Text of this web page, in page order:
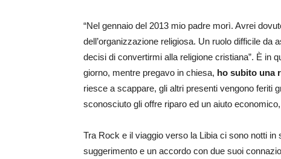
“Nel gennaio del 2013 mio padre morì. Avrei
dell’organizzazione religiosa. Un ruolo difficile
decisi di convertirmi alla religione cristiana”. È in
giorno, mentre pregavo in chiesa, ho subito una
riesce a scappare, gli altri presenti vengono feriti
sconosciuto gli offre riparo ed un aiuto
Tra Rock e il viaggio verso la Libia ci sono notti
suggerimento e un accordo con due suoi